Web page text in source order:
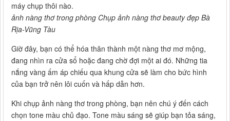
máy chụp thôi nào.
ảnh nàng thơ trong phòng Chụp ảnh nàng thơ beauty đẹp Bà
Rịa-Vũng Tàu
Giờ đây, bạn có thể hóa thân thành một nàng thơ mơ mộng,
đang nhìn ra cửa sổ hoặc đang chờ đợi một ai đó. Những tia
nắng vàng ấm áp chiếu qua khung cửa sẽ làm cho bức hình
của bạn trở nên lôi cuốn và hấp dẫn hơn.
Khi chụp ảnh nàng thơ trong phòng, bạn nên chú ý đến cách
chọn tone màu chủ đạo. Tone màu sáng sẽ giúp bạn tỏa sáng,